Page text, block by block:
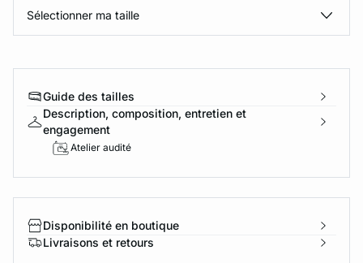
Sélectionner ma taille
Guide des tailles
Description, composition, entretien et
engagement
Atelier audité
Disponibilité en boutique
Livraisons et retours